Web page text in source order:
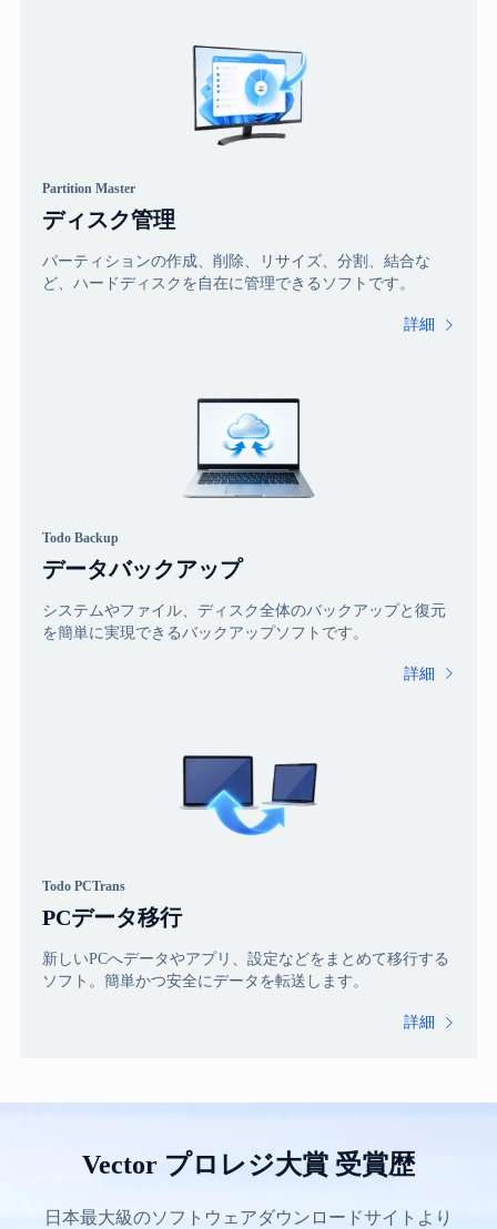
Partition Master
ディスク管理
パーティションの作成、削除、リサイズ、分割、結合な
ど、ハードディスクを自在に管理できるソフトです。
詳細 
Todo Backup
データバックアップ
システムやファイル、ディスク全体のバックアップと復元
を簡単に実現できるバックアップソフトです。
詳細 
Todo PCTrans
PCデータ移行
新しいPCへデータやアプリ、設定などをまとめて移行する
ソフト。簡単かつ安全にデータを転送します。
詳細 
Vector プロレジ大賞 受賞歴
日本最大級のソフトウェアダウンロードサイトより